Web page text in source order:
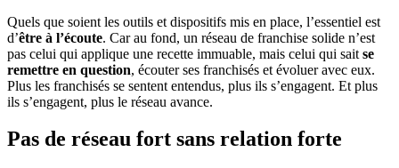
Quels que soient les outils et dispositifs mis en place, l’essentiel est
d’être à l’écoute. Car au fond, un réseau de franchise solide n’est
pas celui qui applique une recette immuable, mais celui qui sait se
remettre en question, écouter ses franchisés et évoluer avec eux.
Plus les franchisés se sentent entendus, plus ils s’engagent. Et plus
ils s’engagent, plus le réseau avance.
Pas de réseau fort sans relation forte